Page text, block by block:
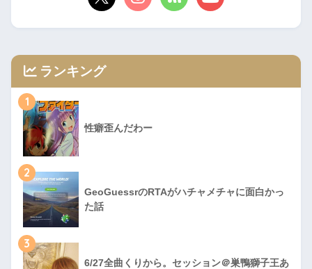
ランキング
1
性癖歪んだわー
2
GeoGuessrのRTAがハチャメチャに面白かっ
た話
3
6/27全曲くりから。セッション＠巣鴨獅子王あ